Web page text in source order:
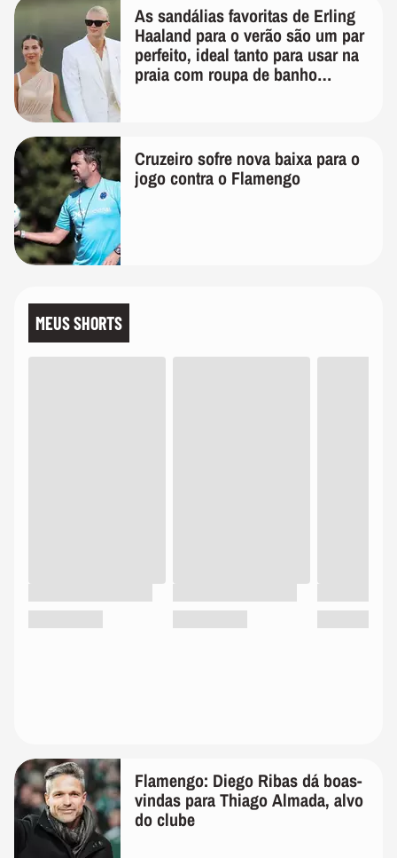
As sandálias favoritas de Erling
Haaland para o verão são um par
perfeito, ideal tanto para usar na
praia com roupa de banho
Cruzeiro sofre nova baixa para o
jogo contra o Flamengo
MEUS SHORTS
Flamengo: Diego Ribas dá boas-
vindas para Thiago Almada, alvo
do clube